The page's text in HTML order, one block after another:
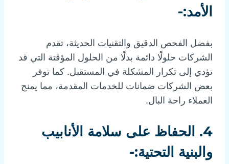
الأمد:-
بفضل الفحص الدقيق والتقنيات الحديثة، تقدم
الشركات حلولًا دائمة بدلًا من الحلول المؤقتة التي قد
تؤدي إلى تكرار المشكلة في المستقبل. كما توفر
بعض الشركات ضمانات للخدمات المقدمة، مما يمنح
العملاء راحة البال.
4. الحفاظ على سلامة الأنابيب
والبنية التحتية:-